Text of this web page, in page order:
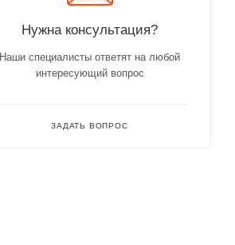
Нужна консультация?
Наши специалисты ответят на любой
интересующий вопрос
ЗАДАТЬ ВОПРОС